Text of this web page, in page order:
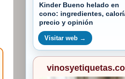
Kinder Bueno helado en
cono: ingredientes,
precio y opinión
Visitar web →